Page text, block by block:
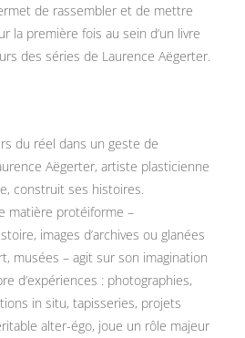
de rassembler et de mettre
la première fois au sein d’un livre
des séries de Laurence Aëgerter.
du réel dans un geste de
Aëgerter, artiste plasticienne
construit ses histoires.
matière protéiforme –
images d’archives ou glanées
musées – agit sur son imagination
d’expériences : photographies,
in situ, tapisseries, projets
alter-égo, joue un rôle majeur